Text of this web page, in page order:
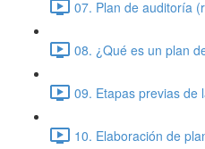
07. Plan de auditoría
08. ¿Qué es un plan
09. Etapas previas de
10. Elaboración de